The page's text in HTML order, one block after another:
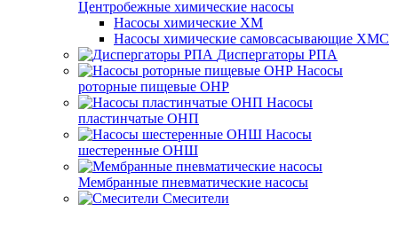
Центробежные химические насосы
Насосы химические ХМ
Насосы химические самовсасывающие ХМС
Диспергаторы РПА
Насосы
роторные пищевые ОНР
Насосы
пластинчатые ОНП
Насосы
шестеренные ОНШ
Мембранные пневматические насосы
Смесители